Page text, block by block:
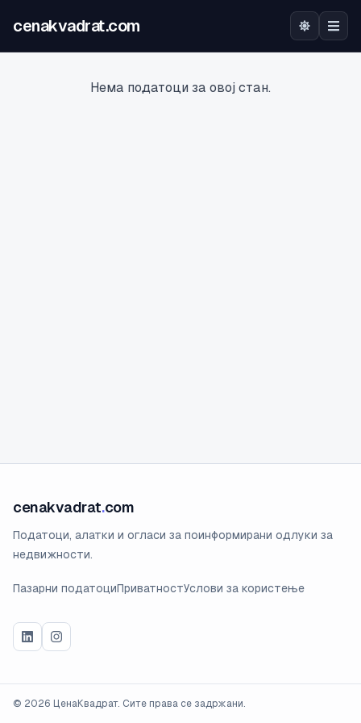
cenakvadrat.com
Нема податоци за овој стан.
cenakvadrat.com
Податоци, алатки и огласи за поинформирани одлуки за
недвижности.
Пазарни податоциПриватностУслови за користење
© 2026 ЦенаКвадрат. Сите права се задржани.